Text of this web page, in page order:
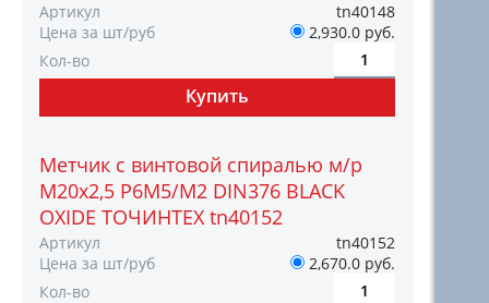
Артикул
tn40148
Цена за шт/руб
2,930.0 руб.
Кол-во
Метчик с винтовой спиралью м/р
М20х2,5 Р6М5/М2 DIN376 BLACK
OXIDE ТОЧИНТЕХ tn40152
Артикул
tn40152
Цена за шт/руб
2,670.0 руб.
Кол-во